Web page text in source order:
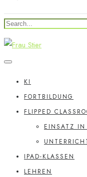
KI
FORTBILDUNG
FLIPPED
EINSATZ IN
IPAD-KLASSEN
LEHREN